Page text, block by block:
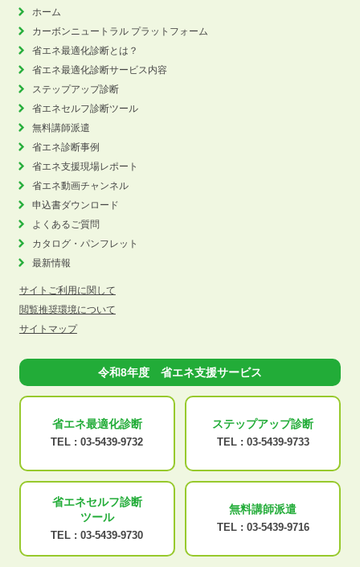
ホーム
カーボンニュートラル プラットフォーム
省エネ最適化診断とは？
省エネ最適化診断サービス内容
ステップアップ診断
省エネセルフ診断ツール
無料講師派遣
省エネ診断事例
省エネ支援現場レポート
省エネ動画チャンネル
申込書ダウンロード
よくあるご質問
カタログ・パンフレット
最新情報
サイトご利用に関して
閲覧推奨環境について
サイトマップ
令和8年度 省エネ支援サービス
省エネ最適化診断
TEL : 03-5439-9732
ステップアップ診断
TEL : 03-5439-9733
省エネセルフ診断
ツール
TEL : 03-5439-9730
無料講師派遣
TEL : 03-5439-9716